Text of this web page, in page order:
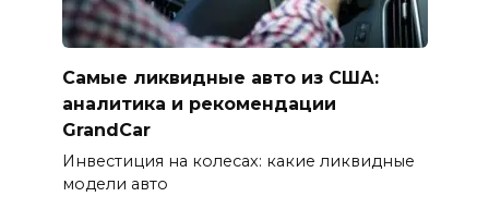
Самые ликвидные авто из США:
аналитика и рекомендации
GrandCar
Инвестиция на колесах: какие ликвидные
модели авто